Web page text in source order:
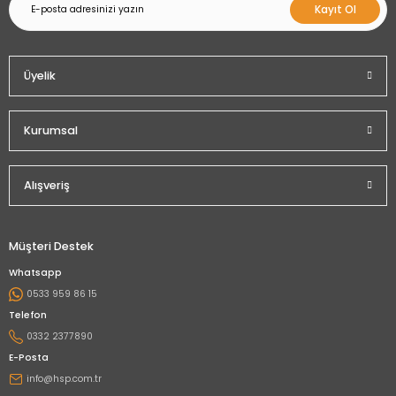
Kayıt Ol
Üyelik
Kurumsal
Alışveriş
Müşteri Destek
Whatsapp
0533 959 86 15
Telefon
0332 2377890
E-Posta
info@hsp.com.tr